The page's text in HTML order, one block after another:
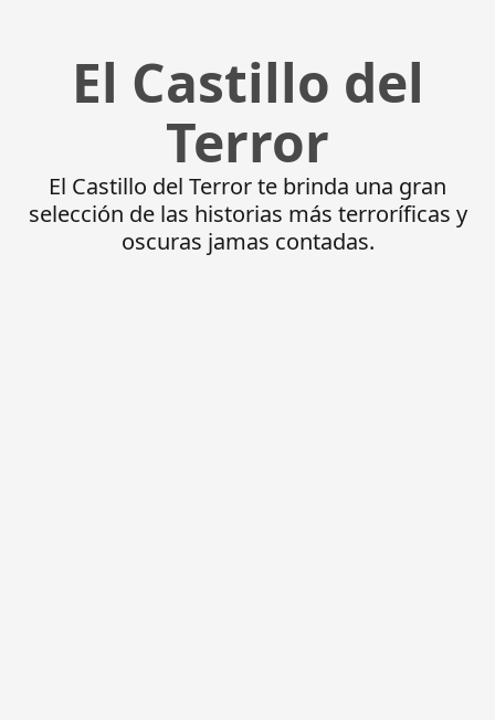
El Castillo del
Terror
El Castillo del Terror te brinda una gran
selección de las historias más terroríficas y
oscuras jamas contadas.